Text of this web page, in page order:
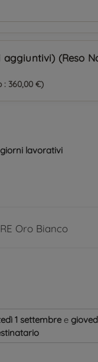
(Reso
360,00 €)
lavorativi
Oro Bianco
1 settembree